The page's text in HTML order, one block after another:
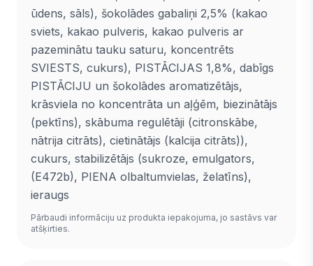
ūdens, sāls), šokolādes gabaliņi 2,5% (kakao
sviets, kakao pulveris, kakao pulveris ar
pazeminātu tauku saturu, koncentrēts
SVIESTS, cukurs), PISTĀCIJAS 1,8%, dabīgs
PISTĀCIJU un šokolādes aromatizētājs,
krāsviela no koncentrāta un aļģēm, biezinātājs
(pektīns), skābuma regulētāji (citronskābe,
nātrija citrāts), cietinātājs (kalcija citrāts)),
cukurs, stabilizētājs (sukroze, emulgators,
(E472b), PIENA olbaltumvielas, želatīns),
ieraugs
Pārbaudi informāciju uz produkta iepakojuma, jo sastāvs var
atšķirties.